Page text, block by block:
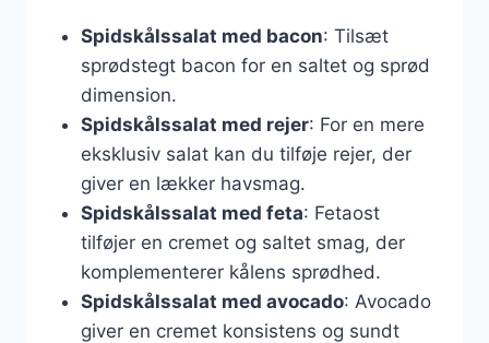
Spidskålssalat med bacon: Tilsæt
sprødstegt bacon for en saltet og sprød
dimension.
Spidskålssalat med rejer: For en mere
eksklusiv salat kan du tilføje rejer, der
giver en lækker havsmag.
Spidskålssalat med feta: Fetaost
tilføjer en cremet og saltet smag, der
komplementerer kålens sprødhed.
Spidskålssalat med avocado: Avocado
giver en cremet konsistens og sundt